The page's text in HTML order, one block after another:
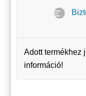
Adott termékhez
információ!